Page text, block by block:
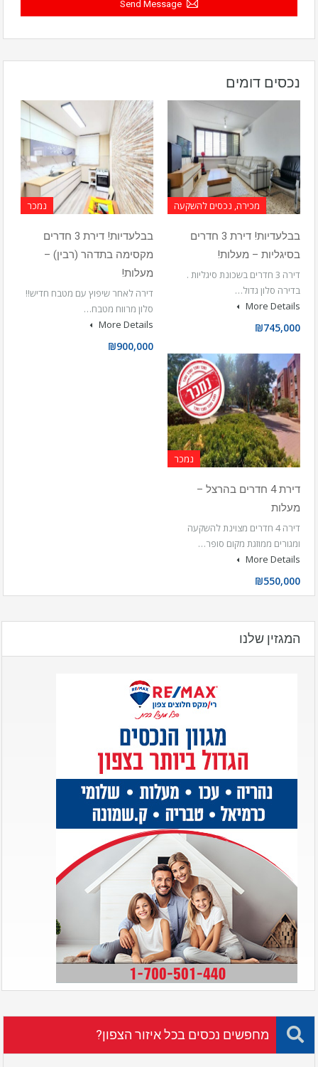
Send Message
נכסים דומים
מכירה, נכסים להשקעה
בבלעדיות! דירת 3 חדרים
בסיגליות – מעלות!
דירה 3 חדרים בשכונת סיגליות .
בדירה סלון גדול…
More Details
₪745,000
נמכר
בבלעדיות! דירת 3 חדרים
מקסימה בתדהר (רבין) –
מעלות!
דירה לאחר שיפוץ עם מטבח חדיש!!
סלון מרווח מטבח…
More Details
₪900,000
נמכר
דירת 4 חדרים בהרצל –
מעלות
דירה 4 חדרים מצוינת להשקעה
ומגורים ממוזגת מקום סופר…
More Details
₪550,000
המגזין שלנו
מחפשים נכסים בכל איזור הצפון?